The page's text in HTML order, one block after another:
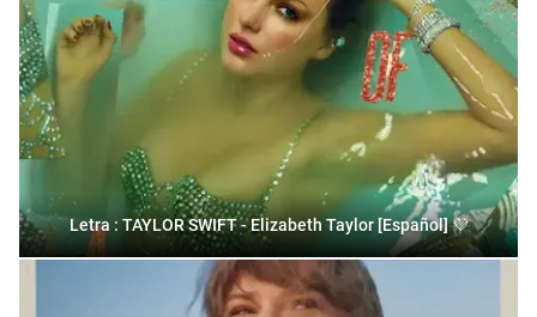
Letra : TAYLOR SWIFT - Elizabeth Taylor [Español] 💜